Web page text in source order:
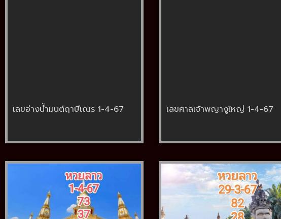
เลขอ่างน้ำมนต์ฤาษีเณร 1-4-67
เลขศาลเจ้าพญางูใหญ่ 1-4-67